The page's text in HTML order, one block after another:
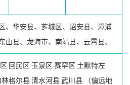
、华安县、芗城区、诏安县、漳浦
山县、龙海市、南靖县、云霄县、
回民区 玉泉区 赛罕区 土默特左
林格尔县清水河县武川县 （偏远地